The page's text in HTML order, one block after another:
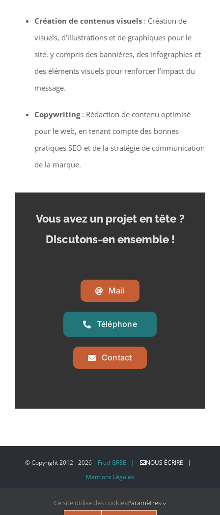
Création de contenus visuels: Création de
visuels, d’illustrations et de graphiques pour le
site, y compris des bannières, des infographies et
des éléments visuels pour renforcer l’impact du
message.
Copywriting: Rédaction de contenu optimisé
pour le web, en tenant compte des bonnes
pratiques SEO et de la stratégie de communication
de la marque.
Vous avez un projet en tête ?
Discutons-en ensemble !
Mail
Téléphone
Contact
© Copyright 2012 -2026 Fred GREE |
NOUS ÉCRIRE |
Mentions Légales
Ce site utilise des cookiesParamètres